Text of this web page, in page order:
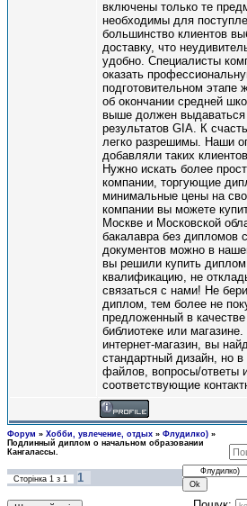
включены только те
необходимы для
большинство клиентов
доставку, что
удобно. Специалисты
оказать
подготовительном этапе
об окончании средней
выше должен выдаваться
результатов GIA. К
легко разрешимы. Наши
добавляли таких
Нужно искать более
компании, торгующие
минимальные цены на
компании вы можете
Москве и Московской
бакалавра без дипломов
документов можно в
вы решили купить
квалификацию, не
связаться с нами! Не
диплом, тем более не
предложенный в
библиотеке или
интернет-магазин, вы
стандартный дизайн, но
файлов, вопросы/ответы
соответствующие
Форум » Хобби, увлечение, отдых » Флудилко) »
Подлинный диплом о начальном образовании
Кангалассы.
Сторінка 1 з 1
1